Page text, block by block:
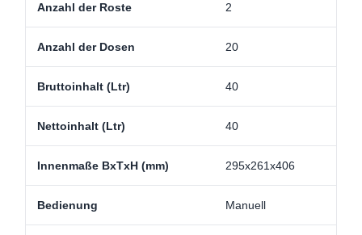
Anzahl der Roste 2
Anzahl der Dosen 20
Bruttoinhalt (Ltr) 40
Nettoinhalt (Ltr) 40
Innenmaße BxTxH (mm) 295x261x406
Bedienung Manuell